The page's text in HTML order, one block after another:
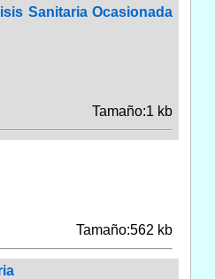
Sanitaria Ocasionada
Tamaño:1 kb
Tamaño:562 kb